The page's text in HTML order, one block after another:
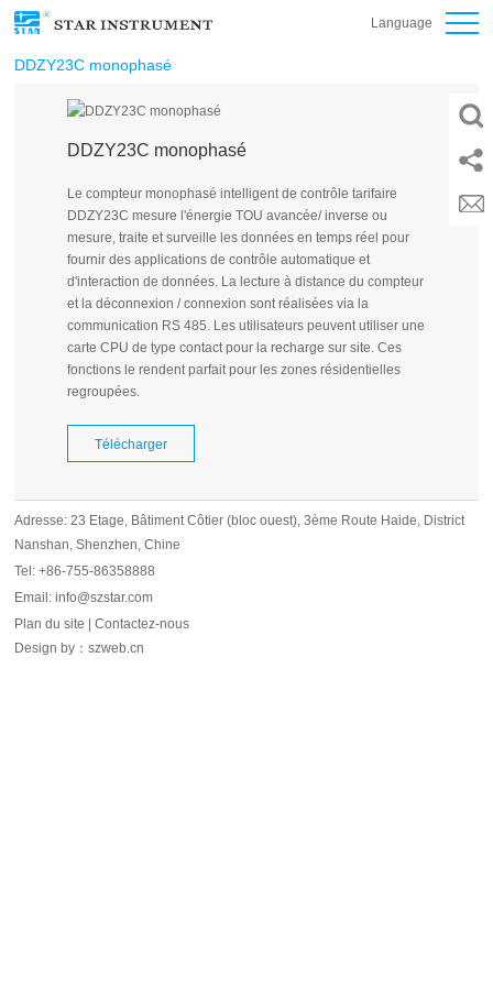
Language
DDZY23C monophasé
DDZY23C monophasé
Le compteur monophasé intelligent de contrôle tarifaire
DDZY23C mesure l'énergie TOU avancée/ inverse ou
mesure, traite et surveille les données en temps réel pour
fournir des applications de contrôle automatique et
d'interaction de données. La lecture à distance du compteur
et la déconnexion / connexion sont réalisées via la
communication RS 485. Les utilisateurs peuvent utiliser une
carte CPU de type contact pour la recharge sur site. Ces
fonctions le rendent parfait pour les zones résidentielles
regroupées.
Télécharger
Adresse: 23 Etage, Bâtiment Côtier (bloc ouest), 3ème Route Haide, District
Nanshan, Shenzhen, Chine
Tel: +86-755-86358888
Email: info@szstar.com
Plan du site
|Contactez-nous
Design by ：szweb.cn